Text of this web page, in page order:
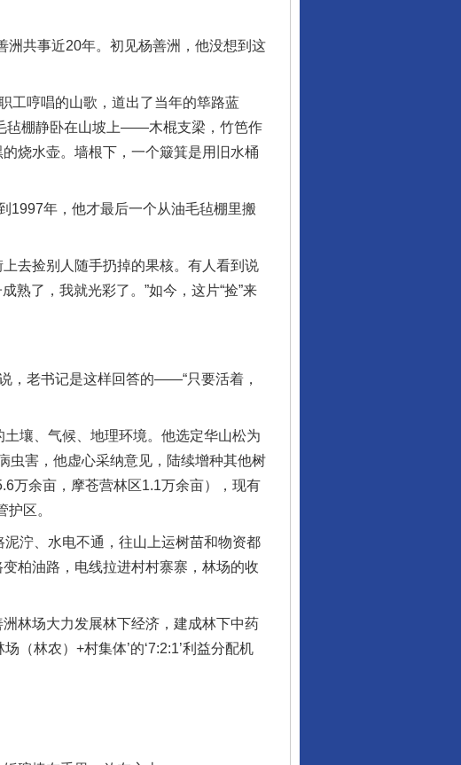
共事近20年。初见杨善洲，他没想到这
工哼唱的山歌，道出了当年的筚路蓝
毡棚静卧在山坡上——木棍支梁，竹笆作
烧水壶。墙根下，一个簸箕是用旧水桶
年，他才最后一个从油毛毡棚里搬
去捡别人随手扔掉的果核。有人看到说
熟了，我就光彩了。”如今，这片“捡”来
，老书记是这样回答的——“只要活着，
壤、气候、地理环境。他选定华山松为
虫害，他虚心采纳意见，陆续增种其他树
万余亩，摩苍营林区1.1万余亩），现有
区。
泞、水电不通，往山上运树苗和物资都
柏油路，电线拉进村村寨寨，林场的收
场大力发展林下经济，建成林下中药
（林农）+村集体’的‘7:2:1’利益分配机